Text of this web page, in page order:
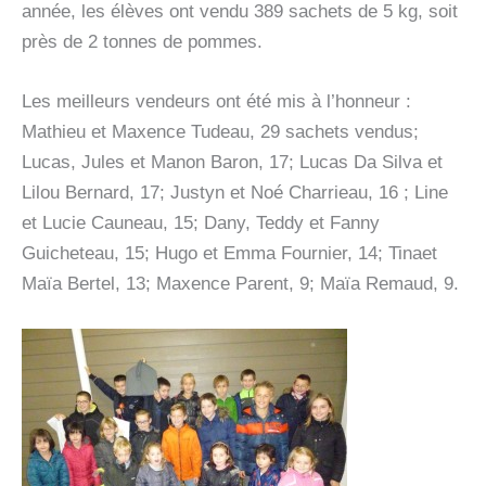
année, les élèves ont vendu 389 sachets de 5 kg, soit
près de 2 tonnes de pommes.
Les meilleurs vendeurs ont été mis à l’honneur :
Mathieu et Maxence Tudeau, 29 sachets vendus;
Lucas, Jules et Manon Baron, 17; Lucas Da Silva et
Lilou Bernard, 17; Justyn et Noé Charrieau, 16 ; Line
et Lucie Cauneau, 15; Dany, Teddy et Fanny
Guicheteau, 15; Hugo et Emma Fournier, 14; Tinaet
Maïa Bertel, 13; Maxence Parent, 9; Maïa Remaud, 9.